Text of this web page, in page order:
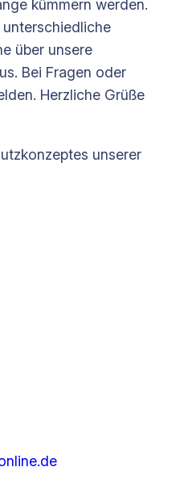
kümmern werden.
über unsere
Bei Fragen oder
Herzliche Grüße
unserer